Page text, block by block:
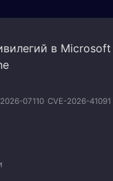
в Microsoft
07110 CVE-2026-41091